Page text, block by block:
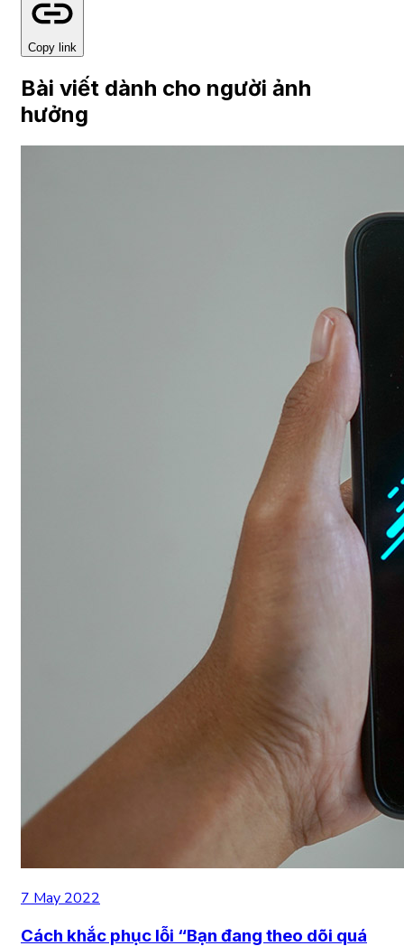
Copy link
Bài viết dành cho người ảnh
hưởng
7 May 2022
Cách khắc phục lỗi “Bạn đang theo dõi quá